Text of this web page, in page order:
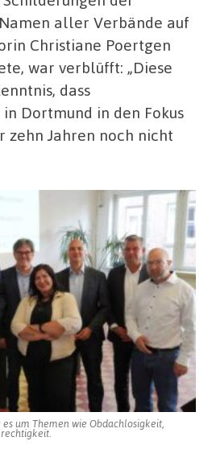
aller Verbände auf
Christiane Poertgen
war verblüfft: „Diese
dass
Dortmund in den Fokus
zehn Jahren noch nicht
um Themen wie Obdachlosigkeit,